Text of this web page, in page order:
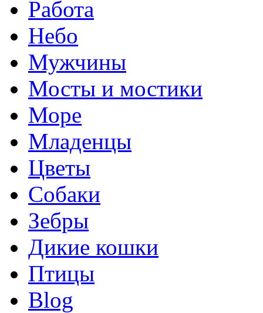
Работа
Небо
Мужчины
Мосты и мостики
Море
Младенцы
Цветы
Собаки
Зебры
Дикие кошки
Птицы
Blog